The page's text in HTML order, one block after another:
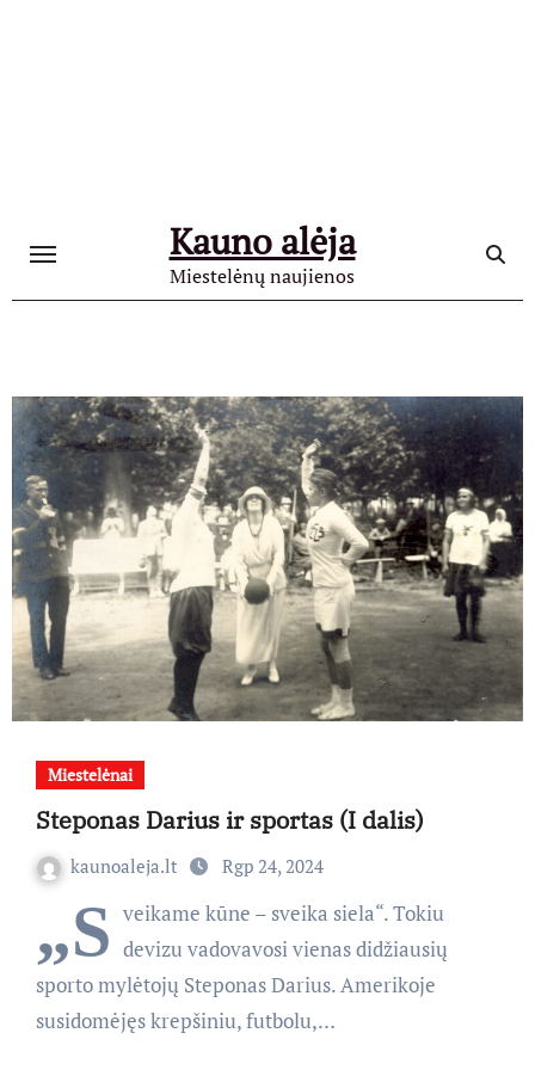
Kauno alėja
Miestelėnų naujienos
Miestelėnai
Steponas Darius ir sportas (I dalis)
kaunoaleja.lt Rgp 24, 2024
„S veikame kūne – sveika siela“. Tokiu
devizu vadovavosi vienas didžiausių
sporto mylėtojų Steponas Darius. Amerikoje
susidomėjęs krepšiniu, futbolu,…